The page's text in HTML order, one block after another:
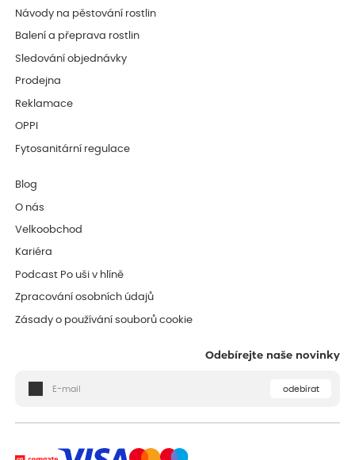
Návody na pěstování rostlin
Balení a přeprava rostlin
Sledování objednávky
Prodejna
Reklamace
OPPI
Fytosanitární regulace
Blog
O nás
Velkoobchod
Kariéra
Podcast Po uši v hlíně
Zpracování osobních údajů
Zásady o používání souborů cookie
Odebírejte naše novinky
odebírat